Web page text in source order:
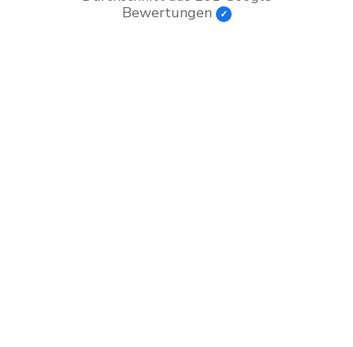
Bewertungen